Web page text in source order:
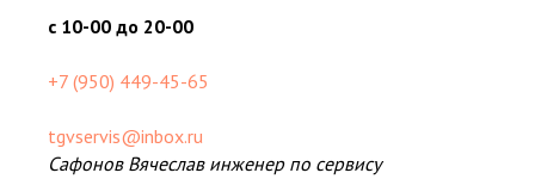
с 10-00 до 20-00
+7 (950) 449-45-65
tgvservis@inbox.ru
Сафонов Вячеслав инженер по сервису